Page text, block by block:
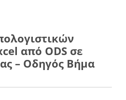
από ODS σε
– Οδηγός Βήμα